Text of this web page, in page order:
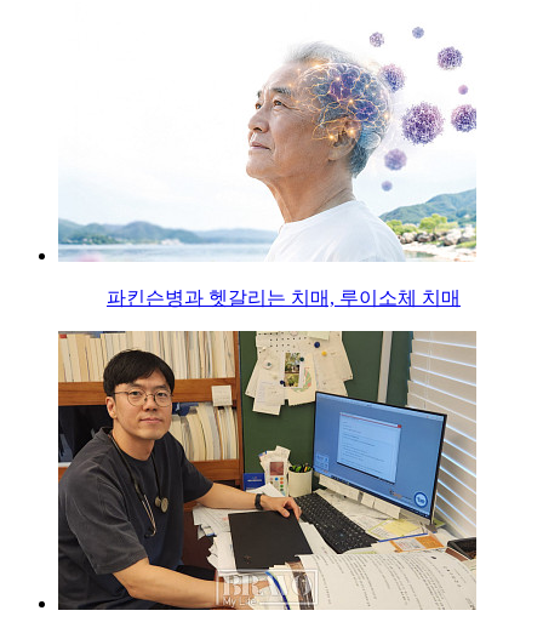
파킨슨병과 헷갈리는 치매, 루이소체 치매